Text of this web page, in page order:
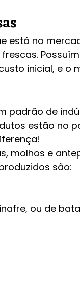
está no
inicial, e o
padrão de
estão no
molhos e
são:
ou de